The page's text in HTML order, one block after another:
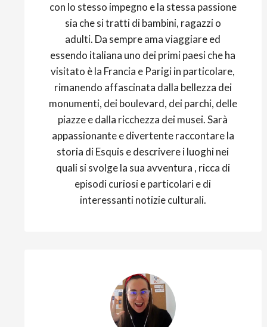
con lo stesso impegno e la stessa passione
sia che si tratti di bambini, ragazzi o
adulti. Da sempre ama viaggiare ed
essendo italiana uno dei primi paesi che ha
visitato è la Francia e Parigi in particolare,
rimanendo affascinata dalla bellezza dei
monumenti, dei boulevard, dei parchi, delle
piazze e dalla ricchezza dei musei.Sarà
appassionante e divertente raccontare la
storia di Esquis e descrivere i luoghi nei
quali si svolge la sua avventura , ricca di
episodi curiosi e particolari e di
interessanti notizie culturali.